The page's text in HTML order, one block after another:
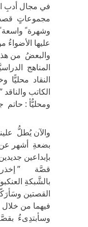
في مجال أدبِ
مجموعاتٍ
وشهرة ً واسعة
عليها
والبعضُ من
المناهج
النقاد محليًّا
الكاتب
ومحليُّأ :
والآن يُطلُّ
بضعةِ أشهر عن
بإبداعين
قصَّة ” إخذر
بالشَّبكةِ
القصتين
فيهما من
وسأبتدِىءُ